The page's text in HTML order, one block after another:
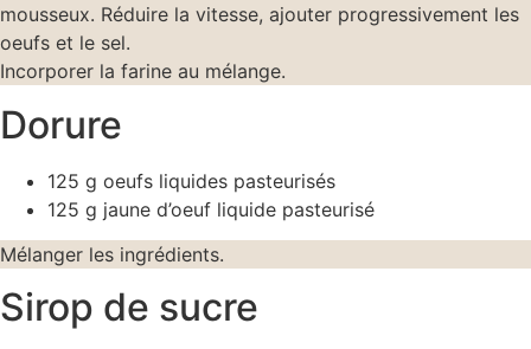
mousseux. Réduire la vitesse, ajouter progressivement les
oeufs et le sel.
Incorporer la farine au mélange.
Dorure
125 g oeufs liquides pasteurisés
125 g jaune d’oeuf liquide pasteurisé
Mélanger les ingrédients.
Sirop de sucre